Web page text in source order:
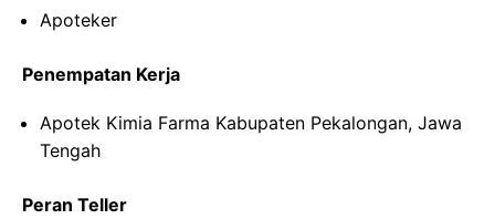
Apoteker
Penempatan Kerja
Apotek Kimia Farma Kabupaten Pekalongan, Jawa
Tengah
Peran Teller